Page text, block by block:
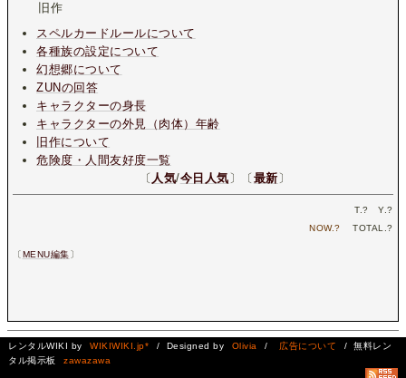
旧作
スペルカードルールについて
各種族の設定について
幻想郷について
ZUNの回答
キャラクターの身長
キャラクターの外見（肉体）年齢
旧作について
危険度・人間友好度一覧
〔 人気/今日人気 〕〔 最新 〕
T.? Y.?
NOW.? TOTAL.?
〔MENU編集〕
レンタルWIKI by WIKIWIKI.jp* / Designed by Olivia / 広告について
/ 無料レン
タル掲示板
zawazawa